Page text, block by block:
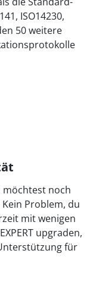
ISO14230,
50 weitere
möchtest noch
Problem, du
mit wenigen
upgraden,
für